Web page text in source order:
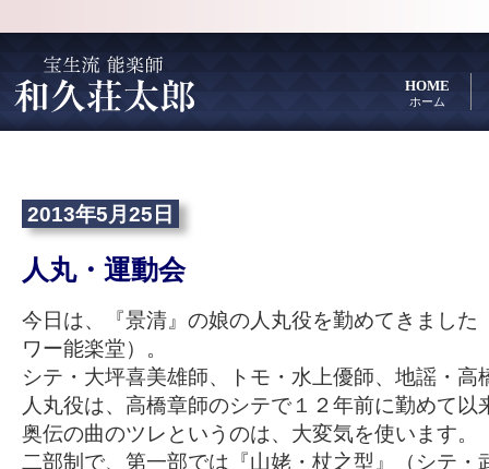
HOME
ホーム
2013年5月25日
人丸・運動会
今日は、『景清』の娘の人丸役を勤めてきました
ワー能楽堂）。
シテ・大坪喜美雄師、トモ・水上優師、地謡・高
人丸役は、高橋章師のシテで１２年前に勤めて以
奥伝の曲のツレというのは、大変気を使います。
二部制で、第一部では『山姥・杖之型』（シテ・